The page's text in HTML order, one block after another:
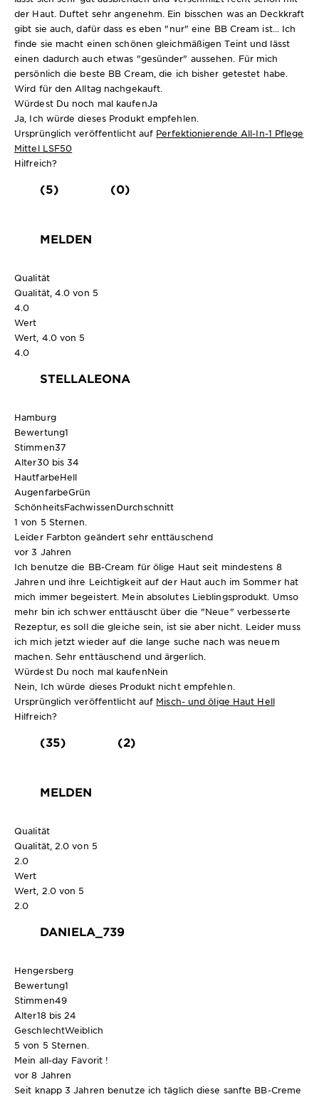
der Haut. Duftet sehr angenehm. Ein bisschen was an Deckkraft
gibt sie auch, dafür dass es eben "nur" eine BB Cream ist... Ich
finde sie macht einen schönen gleichmäßigen Teint und lässt
einen dadurch auch etwas "gesünder" aussehen. Für mich
persönlich die beste BB Cream, die ich bisher getestet habe.
Wird für den Alltag nachgekauft.
Würdest Du noch mal kaufenJa
Ja, Ich würde dieses Produkt empfehlen.
Ursprünglich veröffentlicht auf Perfektionierende All-In-1 Pflege
Mittel LSF50
Hilfreich?
(5) (0)
MELDEN
Qualität
Qualität, 4.0 von 5
4.0
Wert
Wert, 4.0 von 5
4.0
STELLALEONA
Hamburg
Bewertung1
Stimmen37
Alter30 bis 34
HautfarbeHell
AugenfarbeGrün
SchönheitsFachwissenDurchschnitt
1 von 5 Sternen.
Leider Farbton geändert sehr enttäuschend
vor 3 Jahren
Ich benutze die BB-Cream für ölige Haut seit mindestens 8
Jahren und ihre Leichtigkeit auf der Haut auch im Sommer hat
mich immer begeistert. Mein absolutes Lieblingsprodukt. Umso
mehr bin ich schwer enttäuscht über die "Neue" verbesserte
Rezeptur, es soll die gleiche sein, ist sie aber nicht. Leider muss
ich mich jetzt wieder auf die lange suche nach was neuem
machen. Sehr enttäuschend und ärgerlich.
Würdest Du noch mal kaufenNein
Nein, Ich würde dieses Produkt nicht empfehlen.
Ursprünglich veröffentlicht auf Misch- und ölige Haut Hell
Hilfreich?
(35) (2)
MELDEN
Qualität
Qualität, 2.0 von 5
2.0
Wert
Wert, 2.0 von 5
2.0
DANIELA_739
Hengersberg
Bewertung1
Stimmen49
Alter18 bis 24
GeschlechtWeiblich
5 von 5 Sternen.
Mein all-day Favorit !
vor 8 Jahren
Seit knapp 3 Jahren benutze ich täglich diese sanfte BB-Creme